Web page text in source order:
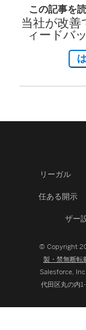
この記事を
当社が改善
ィードバ
リーガル
任ある開示
ザー
© Copyright
製・禁無断転
Salesforce, Inc.
代田区丸の内